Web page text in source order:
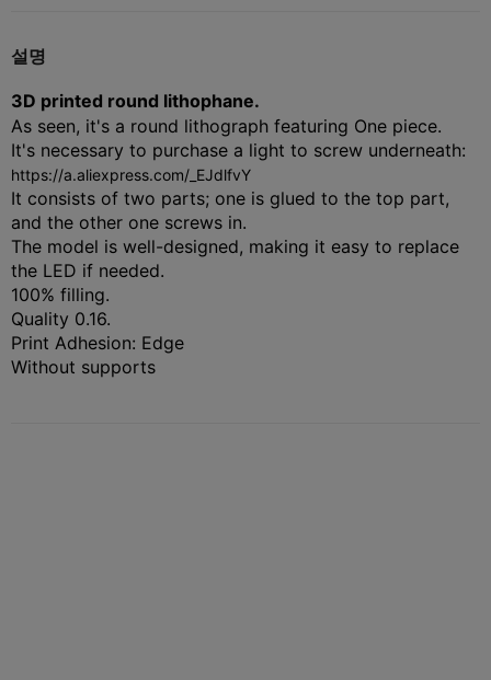
설명
3D printed round lithophane.
As seen, it's a round lithograph featuring One piece.
It's necessary to purchase a light to screw underneath:
https://a.aliexpress.com/_EJdlfvY
It consists of two parts; one is glued to the top part,
and the other one screws in.
The model is well-designed, making it easy to replace
the LED if needed.
100% filling.
Quality 0.16.
Print Adhesion: Edge
Without supports